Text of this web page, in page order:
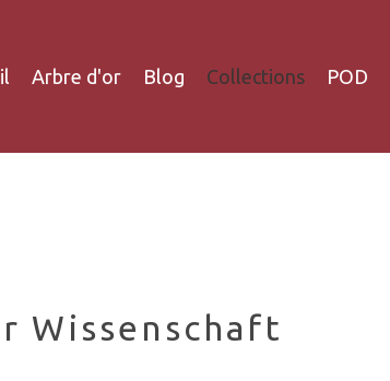
Arbre d'or Blog Collections POD
Wissenschaft